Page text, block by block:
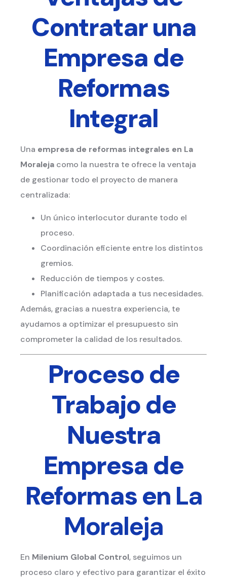
Contratar una
Empresa de
Reformas
Integral
Una empresa de reformas integrales en La
Moraleja como la nuestra te ofrece la ventaja
de gestionar todo el proyecto de manera
centralizada:
Un único interlocutor durante todo el
proceso.
Coordinación eficiente entre los distintos
gremios.
Reducción de tiempos y costes.
Planificación adaptada a tus necesidades.
Además, gracias a nuestra experiencia, te
ayudamos a optimizar el presupuesto sin
comprometer la calidad de los resultados.
Proceso de
Trabajo de
Nuestra
Empresa de
Reformas enLa
Moraleja
En Milenium Global Control, seguimos un
proceso claro y efectivo para garantizar el éxito